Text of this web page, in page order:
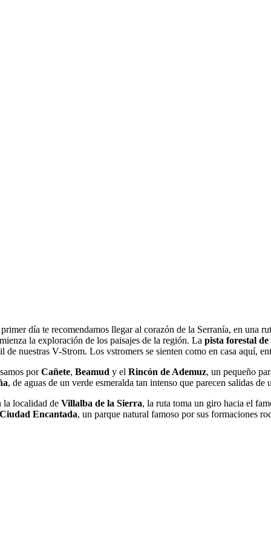
día te recomendamos llegar al corazón de la Serranía, en una
la exploración de los paisajes de la región. La pista forestal
de nuestras V-Strom. Los vstromers se sienten como en casa aquí,
porCañete, Beamud y el Rincón de Ademuz, un pequeño
, de aguas de un verde esmeralda tan intenso que parecen salidas de
la localidad de Villalba de la Sierra, la ruta toma un giro hacia el
Encantada, un parque natural famoso por sus formaciones